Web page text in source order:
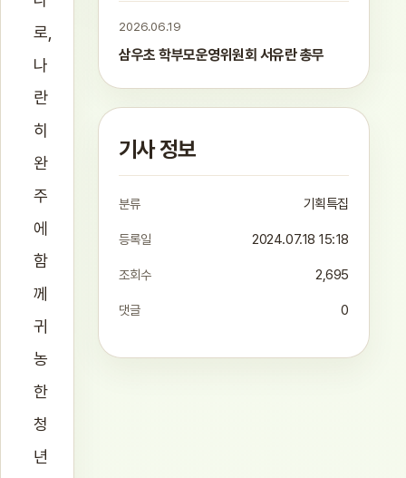
로,
나
란
히
완
주
에
함
께
귀
농
한
청
년
2026.06.19
삼우초 학부모운영위원회 서유란 총무
기사 정보
분류 기획특집
등록일 2024.07.18 15:18
조회수 2,695
댓글 0